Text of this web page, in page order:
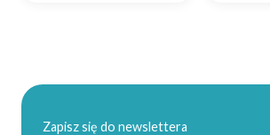
Zapisz się do newslettera